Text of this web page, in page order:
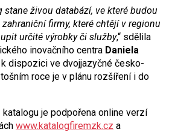
stane živou databází, ve které budou
firmy, které chtějí v regionu
určité výrobky či služby,“ sdělila
inovačního centra Daniela
k dispozici ve dvojjazyčné česko-
roce je v plánu rozšíření i do
je podpořena online verzí
www.katalogfiremzk.cz a